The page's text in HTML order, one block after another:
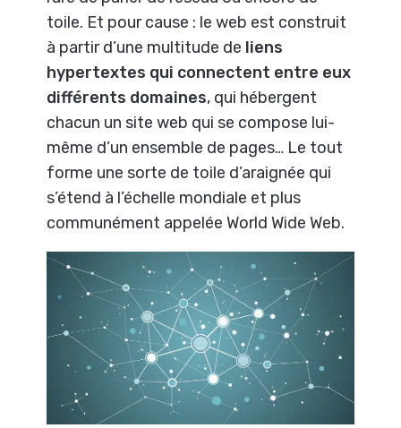
toile. Et pour cause : le web est construit
à partir d’une multitude de liens
hypertextes qui connectent entre eux
différents domaines, qui hébergent
chacun un site web qui se compose lui-
même d’un ensemble de pages… Le tout
forme une sorte de toile d’araignée qui
s’étend à l’échelle mondiale et plus
communément appelée World Wide Web.